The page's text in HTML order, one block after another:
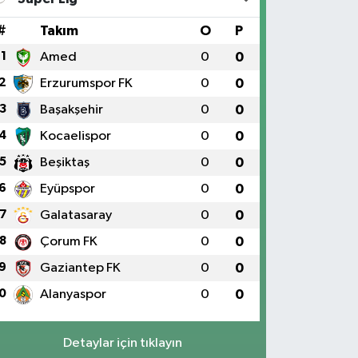
Takım O P
1 Amed 0 0
Erzurumspor FK 0 0
3 Başakşehir 0 0
Kocaelispor 0 0
5 Beşiktaş 0 0
Eyüpspor 0 0
7 Galatasaray 0 0
8 Çorum FK 0 0
Gaziantep FK 0 0
Alanyaspor 0 0
Detaylar için tıklayın